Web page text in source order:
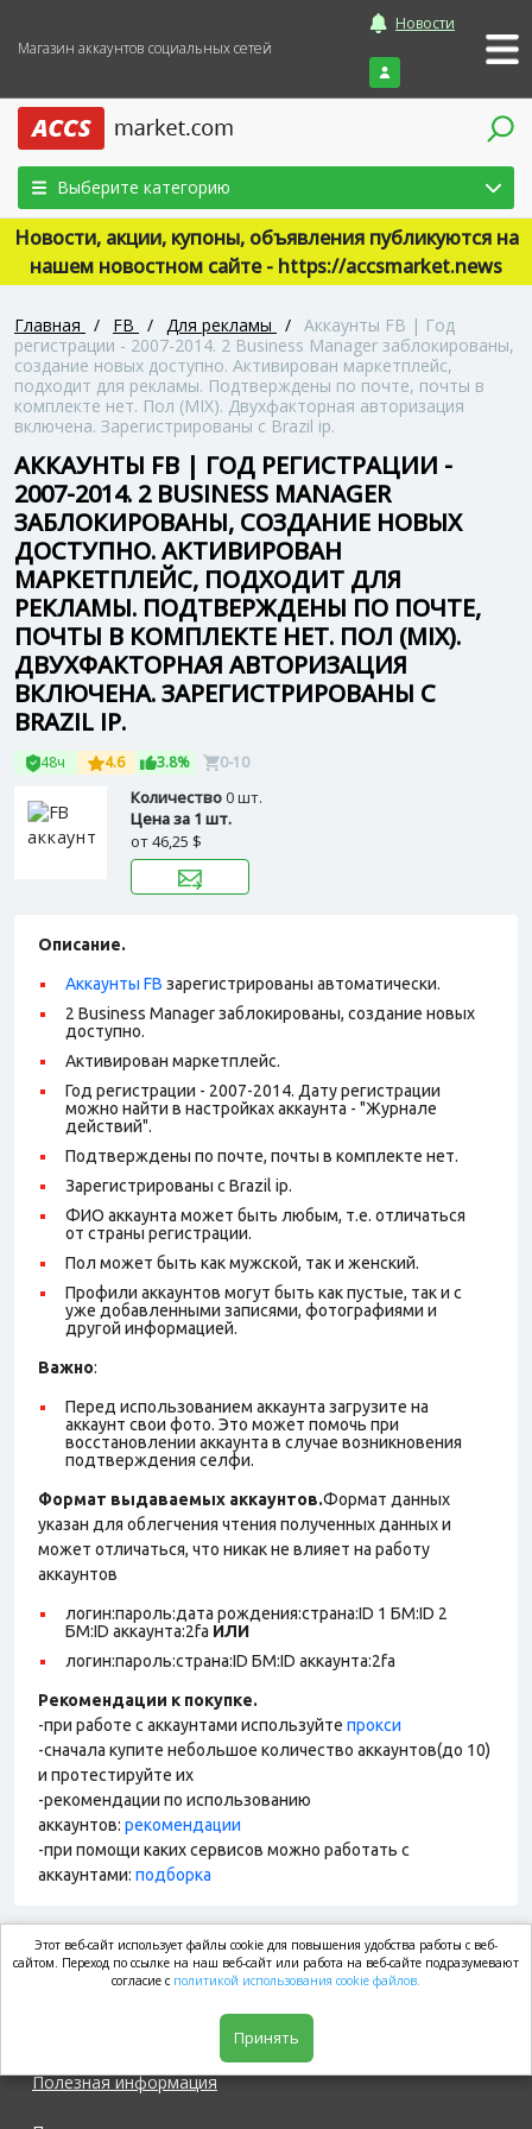
Магазин аккаунтов социальных сетей
Новости
Войти
Выберите категорию
Новости, акции, купоны, объявления публикуются на
нашем новостном сайте - https://accsmarket.news
Главная / FB / Для рекламы / Аккаунты FB | Год
регистрации - 2007-2014. 2 Business Manager заблокированы,
создание новых доступно. Активирован маркетплейс,
подходит для рекламы. Подтверждены по почте, почты в
комплекте нет. Пол (MIX). Двухфакторная авторизация
включена. Зарегистрированы с Brazil ip.
АККАУНТЫ FB | ГОД РЕГИСТРАЦИИ -
2007-2014. 2 BUSINESS MANAGER
ЗАБЛОКИРОВАНЫ, СОЗДАНИЕ НОВЫХ
ДОСТУПНО. АКТИВИРОВАН
МАРКЕТПЛЕЙС, ПОДХОДИТ ДЛЯ
РЕКЛАМЫ. ПОДТВЕРЖДЕНЫ ПО ПОЧТЕ,
ПОЧТЫ В КОМПЛЕКТЕ НЕТ. ПОЛ (MIX).
ДВУХФАКТОРНАЯ АВТОРИЗАЦИЯ
ВКЛЮЧЕНА. ЗАРЕГИСТРИРОВАНЫ С
BRAZIL IP.
48ч 4.6 3.8% 0-10
Количество0 шт.
Цена за 1 шт.
от46,25 $
Описание.
Аккаунты FB зарегистрированы автоматически.
2 Business Manager заблокированы, создание новых
доступно.
Активирован маркетплейс.
Год регистрации - 2007-2014. Дату регистрации
можно найти в настройках аккаунта - "Журнале
действий".
Подтверждены по почте, почты в комплекте нет.
Зарегистрированы с Brazil ip.
ФИО аккаунта может быть любым, т.е. отличаться
от страны регистрации.
Пол может быть как мужской, так и женский.
Профили аккаунтов могут быть как пустые, так и с
уже добавленными записями, фотографиями и
другой информацией.
Важно:
Перед использованием аккаунта загрузите на
аккаунт свои фото. Это может помочь при
восстановлении аккаунта в случае возникновения
подтверждения селфи.
Формат выдаваемых аккаунтов.Формат данных
указан для облегчения чтения полученных данных и
может отличаться, что никак не влияет на работу
аккаунтов
логин:пароль:дата рождения:страна:ID 1 БМ:ID 2
БМ:ID аккаунта:2fa ИЛИ
логин:пароль:страна:ID БМ:ID аккаунта:2fa
Рекомендации к покупке.
-при работе с аккаунтами используйте прокси
-сначала купите небольшое количество аккаунтов(до 10)
и протестируйте их
-рекомендации по использованию
аккаунтов: рекомендации
-при помощи каких сервисов можно работать с
аккаунтами: подборка
market.com
Полезная информация
Этот веб-сайт использует файлы cookie для повышения удобства работы с веб-
сайтом. Переход по ссылке на наш веб-сайт или работа на веб-сайте подразумевают
согласие с политикой использования cookie файлов.
Принять